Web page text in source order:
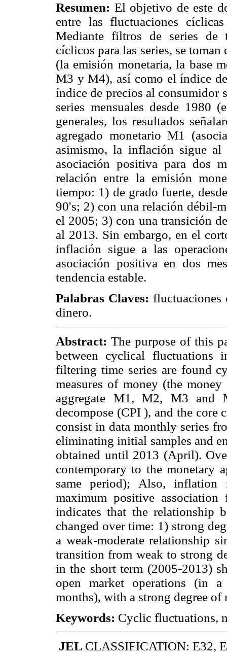
Resumen: El objetivo de este
entre las fluctuaciones
Mediante filtros de series de
cíclicos para las series, se
(la emisión monetaria, la base
M3 y M4), así como el índice
índice de precios al consumidor
series mensuales desde 1980
generales, los resultados
agregado monetario M1
asimismo, la inflación sigue al
asociación positiva para dos
relación entre la emisión
tiempo: 1) de grado fuerte,
90's; 2) con una relación débil-
el 2005; 3) con una transición
al 2013. Sin embargo, en el
inflación sigue a las
asociación positiva en dos
tendencia estable.
Palabras Claves: fluctuaciones
dinero.
Abstract: The purpose of this
between cyclical
filtering time series are found
measures of money (the
aggregate M1, M2, M3 and
decompose (CPI ), and the core
consist in data monthly series
eliminating initial samples and
obtained until 2013 (April).
contemporary to the monetary
same period); Also,
maximum positive
indicates that the relationship
changed over time: 1) strong
a weak-moderate relationship
transition from weak to strong
in the short term (2005-2013)
open market operations (in
months), with a strong degree
Keywords: Cyclic fluctuations,
JEL CLASSIFICATION: E32,